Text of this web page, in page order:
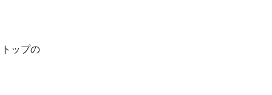
ップの